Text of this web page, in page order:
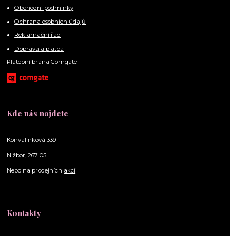
Obchodní podmínky
Ochrana osobních údajů
Reklamační řád
Doprava a platba
Platební brána Comgate
Kde nás najdete
Konvalinková 339
Nižbor, 267 05
Nebo na prodejních akcí
Kontakty